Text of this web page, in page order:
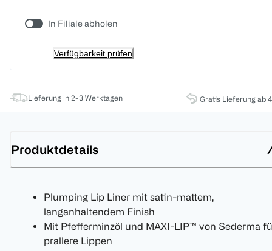
In Filiale abholen
Verfügbarkeit prüfen
Lieferung in 2-3 Werktagen Gratis Lieferung ab
Produktdetails
Plumping Lip Liner mit satin-mattem,
langanhaltendem Finish
Mit Pfefferminzöl und MAXI-LIP™ von Sederma
prallere Lippen